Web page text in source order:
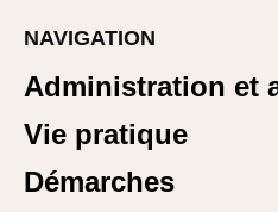
NAVIGATION
Administration et
Vie pratique
Démarches